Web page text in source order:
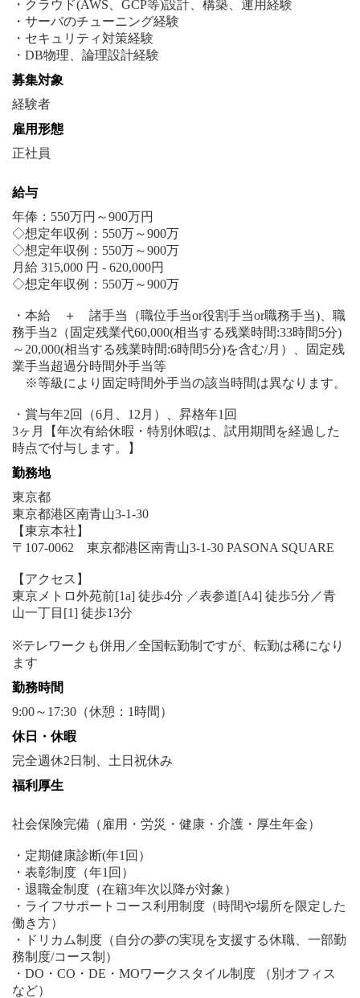
・クラウド(AWS、GCP等)設計、構築、運用経験
・サーバのチューニング経験
・セキュリティ対策経験
・DB物理、論理設計経験
募集対象
雇用形態
正社員
給与
年俸：550万円～900万円
◇想定年収例：550万～900万
◇想定年収例：550万～900万
月給 315,000 円 - 620,000円
◇想定年収例：550万～900万
・本給 ＋ 諸手当（職位手当or役割手当or職務手当)、職
務手当2（固定残業代60,000(相当する残業時間:33時間5分)
～20,000(相当する残業時間:6時間5分)を含む/月）、固定残
業手当超過分時間外手当等
※等級により固定時間外手当の該当時間は異なります。
・賞与年2回（6月、12月）、昇格年1回
3ヶ月【年次有給休暇・特別休暇は、試用期間を経過した
勤務地
東京都
東京都港区南青山3-1-30
【東京本社】
〒107-0062 東京都港区南青山3-1-30 PASONA SQUARE
【アクセス】
東京メトロ外苑前[1a] 徒歩4分 ／表参道[A4] 徒歩5分／青
山一丁目[1] 徒歩13分
※テレワークも併用／全国転勤制ですが、転勤は稀になり
勤務時間
9:00～17:30（休憩：1時間）
休日・休暇
完全週休2日制、土日祝休み
福利厚生
社会保険完備（雇用・労災・健康・介護・厚生年金）
・定期健康診断(年1回）
・表彰制度（年1回）
・退職金制度（在籍3年次以降が対象）
・ライフサポートコース利用制度（時間や場所を限定した
働き方）
・ドリカム制度（自分の夢の実現を支援する休職、一部勤
務制度/コース制）
・DO・CO・DE・MOワークスタイル制度 （別オフィス
など）